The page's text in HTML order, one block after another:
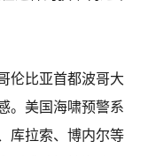
伦比亚首都波哥大
。美国海啸预警系
库拉索、博内尔等